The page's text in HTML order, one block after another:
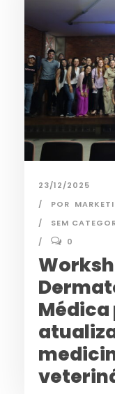
23/12/2025
POR
SEM
0